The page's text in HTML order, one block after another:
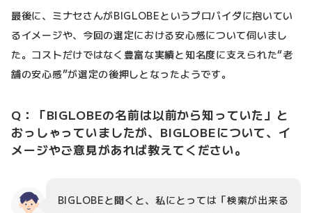
最後に、ミナセさんがBIGLOBEというプロバイダに抱いてい
るイメージや、今回の選定における安心感について伺いまし
た。コストだけではなく豊富な実績と知名度に支えられた“老
舗の安心感”が選定の後押しとなったようです。
Q：「BIGLOBEの名前は以前から知っていた」と
おっしゃっていましたが、BIGLOBEについて、イ
メージやご意見があれば教えてください。
BIGLOBEと聞くと、私にとっては「検索が出来る